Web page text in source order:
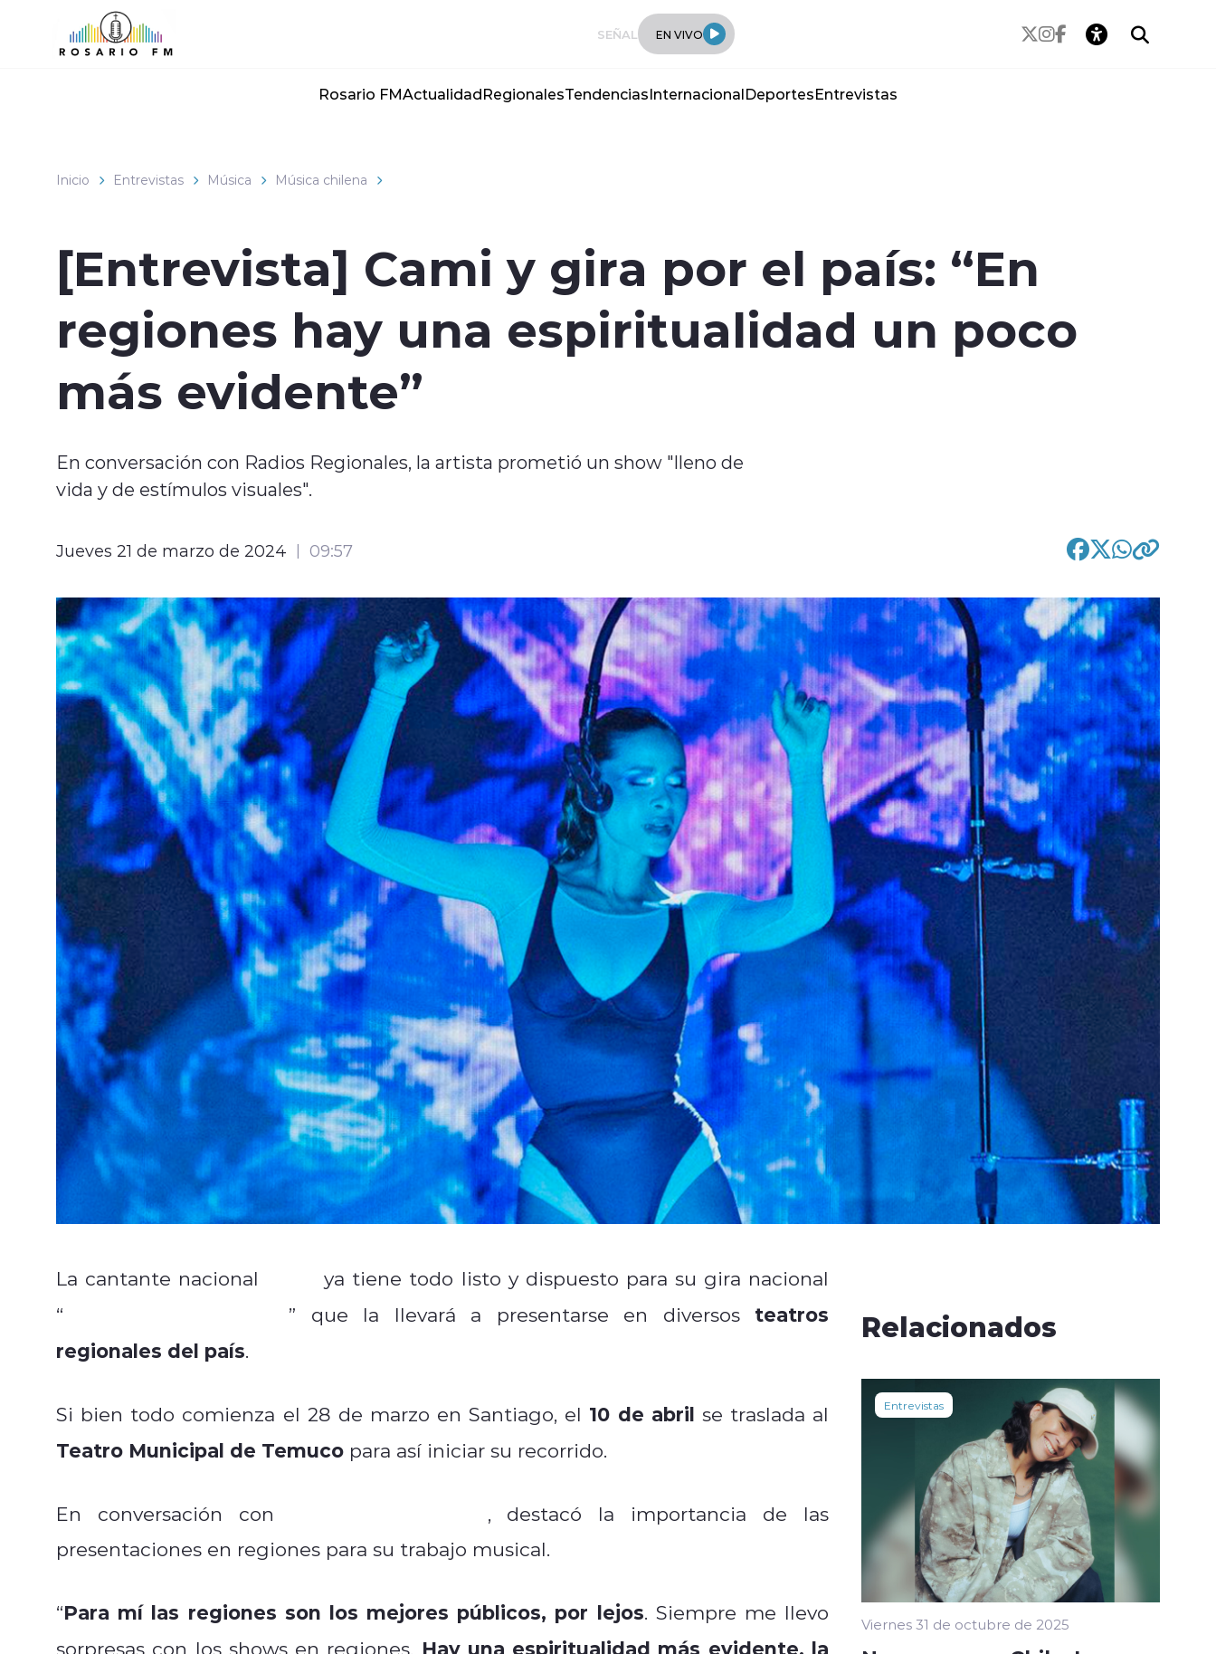
Click acá para ir directamente al contenido
SEÑAL EN VIVO
Rosario FMActualidadRegionalesTendenciasInternacionalDeportesEntrevistas
Inicio Entrevistas Música Música chilena
[Entrevista] Cami y gira por el país: “En
regiones hay una espiritualidad un poco
más evidente”
En conversación con Radios Regionales, la artista prometió un show "lleno de
vida y de estímulos visuales".
Jueves 21 de marzo de 2024 09:57
La cantante nacional
ya tiene todo listo y dispuesto para su gira nacional
“
” que la llevará a presentarse en diversosteatros
regionales del país.
Si bien todo comienza el 28 de marzo en Santiago, el 10 de abril se traslada al
Teatro Municipal de Temuco para así iniciar su recorrido.
En conversación con
, destacó la importancia de las
presentaciones en regiones para su trabajo musical.
“Para mí las regiones son los mejores públicos, por lejos. Siempre me llevo
sorpresas con los shows en regiones. Hay una espiritualidad más evidente, la
Relacionados
Entrevistas
Viernes 31 de octubre de 2025